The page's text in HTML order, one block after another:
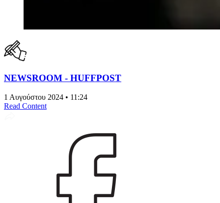
NEWSROOM - HUFFPOST
1 Αυγούστου 2024 • 11:24
Read Content